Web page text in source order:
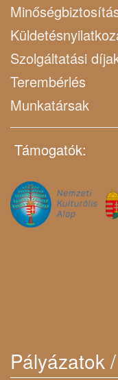
Szolgáltatási
Terembérlés
Munkatársak
Támogatók:
Pályázatok